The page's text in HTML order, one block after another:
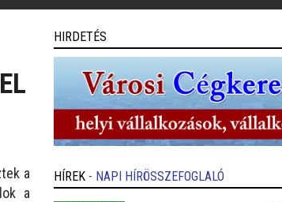
a
a
HIRDETÉS
HÍREK - NAPI HÍRÖSSZEFOGLALÓ